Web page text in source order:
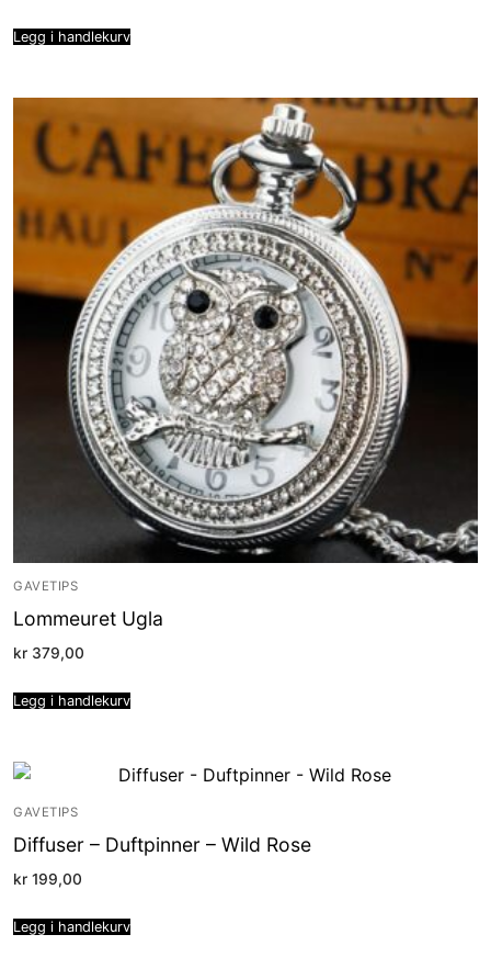
Legg i handlekurv
GAVETIPS
Lommeuret Ugla
kr 379,00
Legg i handlekurv
GAVETIPS
Diffuser – Duftpinner – Wild Rose
kr 199,00
Legg i handlekurv